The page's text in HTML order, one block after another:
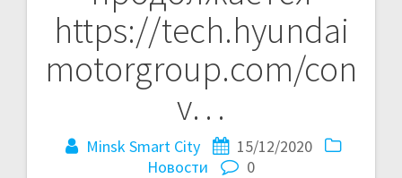
https://tech.hyundai
motorgroup.com/con
v…
Minsk Smart City
15/12/2020
Новости
0